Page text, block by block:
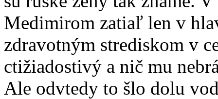
Medimirom zatiaľ len v
zdravotným strediskom v
ctižiadostivý a nič mu
Ale odvtedy to šlo dolu